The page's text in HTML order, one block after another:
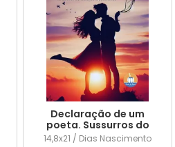
Declaração de um
poeta. Sussurros do
Coração Apaixonado
14,8x21 / Dias Nascimento